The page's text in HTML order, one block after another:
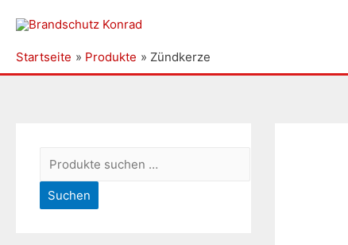
Startseite Produkte Zündkerze
u
c
Suchen